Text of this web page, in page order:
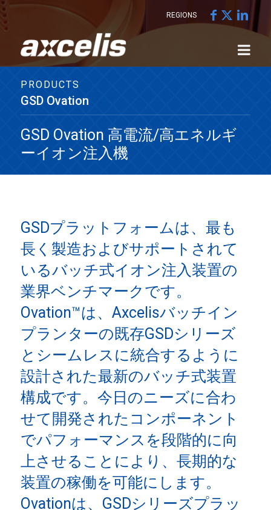
REGIONS
PRODUCTS
GSD Ovation
GSD Ovation 高電流/高エネルギ
ーイオン注入機
GSDプラットフォームは、最も
長く製造およびサポートされて
いるバッチ式イオン注入装置の
業界ベンチマークです。
Ovation™は、Axcelisバッチイン
プランターの既存GSDシリーズ
とシームレスに統合するように
設計された最新のバッチ式装置
構成です。今日のニーズに合わ
せて開発されたコンポーネント
でパフォーマンスを段階的に向
上させることにより、長期的な
装置の稼働を可能にします。
Ovationは、GSDシリーズプラッ